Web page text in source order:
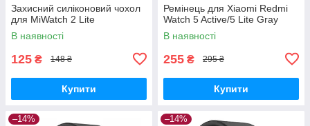
Захисний силіконовий чохол
для MiWatch 2 Lite
В наявності
125 ₴ 148 ₴
Купити
Ремінець для Xiaomi Redmi
Watch 5 Active/5 Lite Gray
В наявності
255 ₴ 295 ₴
Купити
–14% –14%